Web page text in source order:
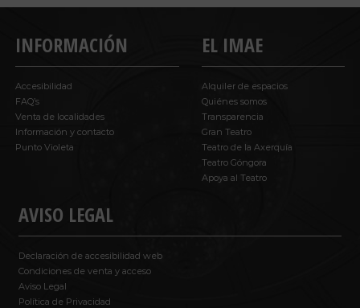
INFORMACIÓN
Accesibilidad
FAQ’s
Venta de localidades
Información y contacto
Punto Violeta
AVISO LEGAL
Declaración de accesibilidad web
Condiciones de venta y acceso
Aviso Legal
Política de Privacidad
EL IMAE
Alquiler de espacios
Quiénes somos
Transparencia
Gran Teatro
Teatro de la Axerquía
Teatro Góngora
Apoya al Teatro